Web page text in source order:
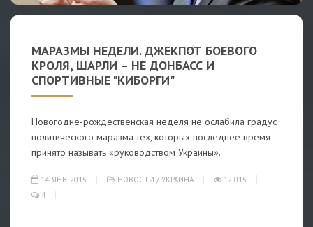
МАРАЗМЫ НЕДЕЛИ. ДЖЕКПОТ БОЕВОГО
КРОЛЯ, ШАРЛИ – НЕ ДОНБАСС И
СПОРТИВНЫЕ "КИБОРГИ"
Новогодне-рождественская неделя не ослабила градус
политического маразма тех, которых последнее время
принято называть «руководством Украины».
14-ЯНВ-2015 НОВОСТИ / УКРАИНА
12 015
4